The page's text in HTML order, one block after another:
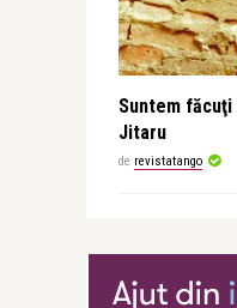
Suntem
Jitaru
de revistatango